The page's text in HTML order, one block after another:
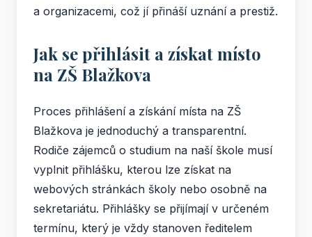
a organizacemi, což jí přináší uznání a prestiž.
Jak se přihlásit a získat místo
na ZŠ Blažkova
Proces přihlášení a získání místa na ZŠ
Blažkova je jednoduchý a transparentní.
Rodiče zájemců o studium na naší škole musí
vyplnit přihlášku, kterou lze získat na
webových stránkách školy nebo osobně na
sekretariátu. Přihlášky se přijímají v určeném
termínu, který je vždy stanoven ředitelem